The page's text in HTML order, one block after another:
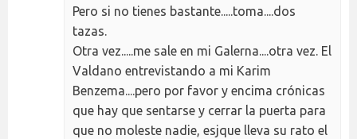
Pero si no tienes bastante.....toma....dos
tazas.
Otra vez.....me sale en mi Galerna....otra vez. El
Valdano entrevistando a mi Karim
Benzema....pero por favor y encima crónicas
que hay que sentarse y cerrar la puerta para
que no moleste nadie, esjque lleva su rato el